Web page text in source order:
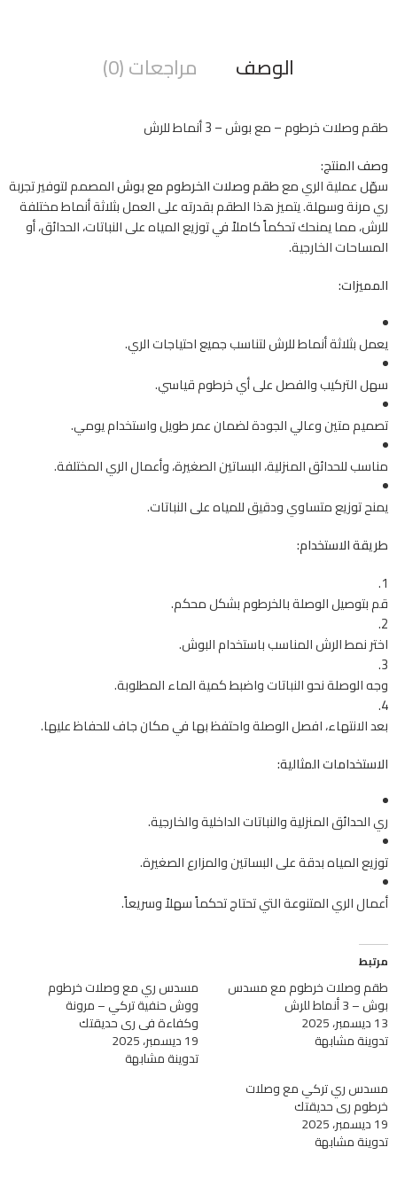
الوصف مراجعات (0)
طقم وصلات خرطوم – مع بوش – 3 أنماط للرش
وصف المنتج:
سهّل عملية الري معطقم وصلات الخرطوم مع بوشالمصمم لتوفير تجربة
ري مرنة وسهلة. يتميز هذا الطقم بقدرته على العمل بثلاثة أنماط مختلفة
للرش، مما يمنحك تحكماً كاملاً في توزيع المياه على النباتات، الحدائق، أو
المساحات الخارجية.
المميزات:
يعمل بثلاثة أنماط للرش لتناسب جميع احتياجات الري.
سهل التركيب والفصل على أي خرطوم قياسي.
تصميم متين وعالي الجودة لضمان عمر طويل واستخدام يومي.
مناسب للحدائق المنزلية، البساتين الصغيرة، وأعمال الري المختلفة.
يمنح توزيع متساوي ودقيق للمياه على النباتات.
طريقة الاستخدام:
قم بتوصيل الوصلة بالخرطوم بشكل محكم.
اختر نمط الرش المناسب باستخدام البوش.
وجه الوصلة نحو النباتات واضبط كمية الماء المطلوبة.
بعد الانتهاء، افصل الوصلة واحتفظ بها في مكان جاف للحفاظ عليها.
الاستخدامات المثالية:
ري الحدائق المنزلية والنباتات الداخلية والخارجية.
توزيع المياه بدقة على البساتين والمزارع الصغيرة.
أعمال الري المتنوعة التي تحتاج تحكماً سهلاً وسريعاً.
مرتبط
طقم وصلات خرطوم مع مسدس
بوش – 3 أنماط للرش
13 ديسمبر، 2025
تدوينة مشابهة
مسدس ري مع وصلات خرطوم
ووش حنفية تركي – مرونة
وكفاءة في ري حديقتك
19 ديسمبر، 2025
تدوينة مشابهة
مسدس ري تركي مع وصلات
خرطوم ري حديقتك
19 ديسمبر، 2025
تدوينة مشابهة